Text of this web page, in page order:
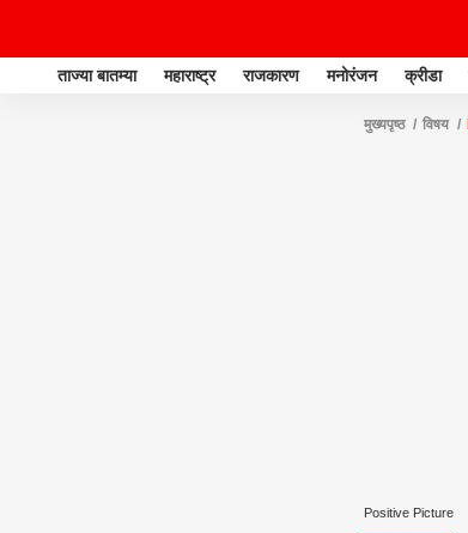
ताज्या बातम्या महाराष्ट्र राजकारण मनोरंजन क्रीडा
मुख्यपृष्ठ विषय
Positive Picture